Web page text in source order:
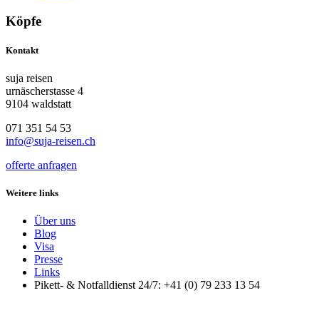
Köpfe
Kontakt
suja reisen
urnäscherstasse 4
9104 waldstatt
071 351 54 53
info@suja-reisen.ch
offerte anfragen
Weitere links
Über uns
Blog
Visa
Presse
Links
Pikett- & Notfalldienst 24/7: +41 (0) 79 233 13 54